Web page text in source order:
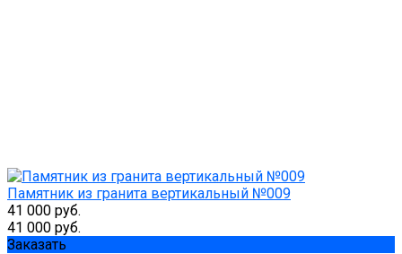
Памятник из гранита вертикальный №009
41 000 руб.
41 000 руб.
Заказать